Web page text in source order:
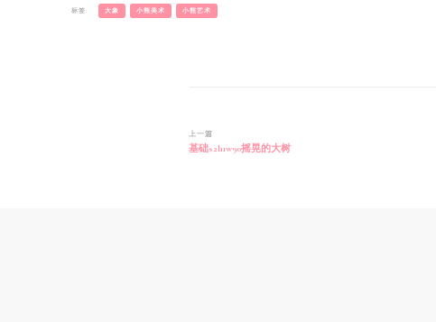
标签: 大象 小熊美术 小熊艺术
博
文
上一篇
基础s2l11w90摇晃的大树